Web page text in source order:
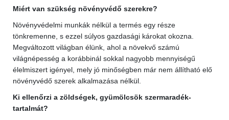
Miért van szükség növényvédő szerekre?
Növényvédelmi munkák nélkül a termés egy része
tönkremenne, s ezzel súlyos gazdasági károkat okozna.
Megváltozott világban élünk, ahol a növekvő számú
világnépesség a korábbinál sokkal nagyobb mennyiségű
élelmiszert igényel, mely jó minőségben már nem állítható elő
növényvédő szerek alkalmazása nélkül.
Ki ellenőrzi a zöldségek, gyümölcsök szermaradék-
tartalmát?